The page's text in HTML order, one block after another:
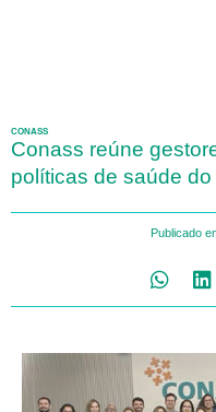
CONASS
Conass reúne
políticas de saúde
Publicado